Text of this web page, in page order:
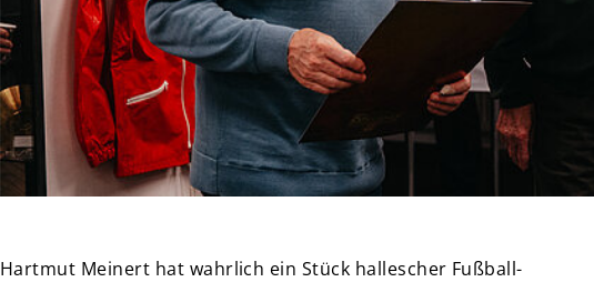
Hartmut Meinert hat wahrlich ein Stück hallescher Fußball-